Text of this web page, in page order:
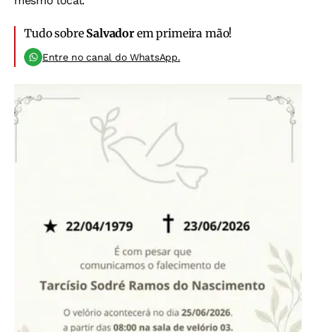
Tudo sobre Salvadorem primeira mão!
Entre no canal do WhatsApp.